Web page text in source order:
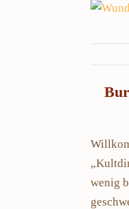
wenig